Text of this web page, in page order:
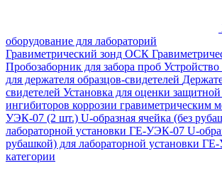
оборудование для лабораторий
Гравиметрический зонд ОСК
Пробозаборник для забора проб Устройство
для держателя образцов-свидетелей
свидетелей Установка для оценки
ингибиторов коррозии гравиметрическим
УЭК-07 (2 шт.) U-образная ячейка (без
лабораторной установки ГЕ-УЭК-07 U-
рубашкой) для лабораторной установки
категории